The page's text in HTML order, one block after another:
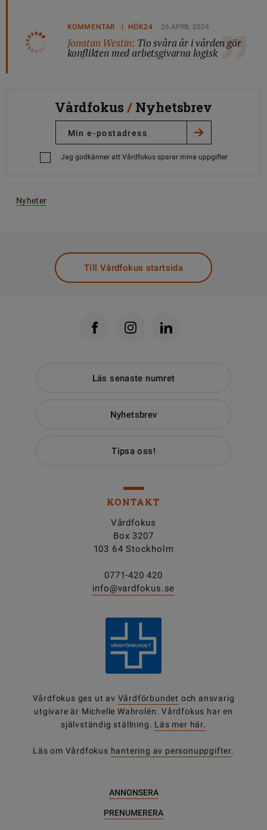
KOMMENTAR | HÖK24 26 APRIL 2024
Jonatan Westin: Tio svåra år i vården gör
konflikten med arbetsgivarna logisk
Vårdfokus / Nyhetsbrev
Jag godkänner att Vårdfokus sparar mina uppgifter
Nyheter
Till Vårdfokus startsida
Läs senaste numret
Nyhetsbrev
Tipsa oss!
KONTAKT
Vårdfokus
Box 3207
103 64 Stockholm
0771-420 420
info@vardfokus.se
Vårdfokus ges ut av Vårdförbundet och ansvarig
utgivare är Michelle Wahrolén. Vårdfokus har en
självständig ställning. Läs mer här.
Läs om Vårdfokus hantering av personuppgifter.
ANNONSERA
PRENUMERERA